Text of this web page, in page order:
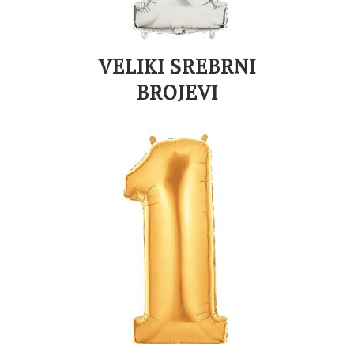
VELIKI SREBRNI
BROJEVI